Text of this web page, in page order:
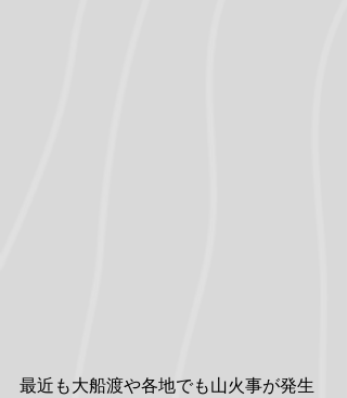
最近も大船渡や各地でも山火事が発生